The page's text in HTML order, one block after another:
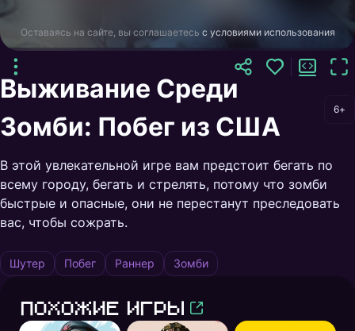
Оставаясь на сайте, вы соглашаетесь с условиями использования
Выживание Среди
Зомби: Побег из США
6+
В этой увлекательной игре вам предстоит бегать по
всему городу, бегать и стрелять, потому что зомби
быстрые и опасные, они не перестанут преследовать
вас, чтобы сожрать.
Шутер Побег Раннер Зомби
Похожие игры